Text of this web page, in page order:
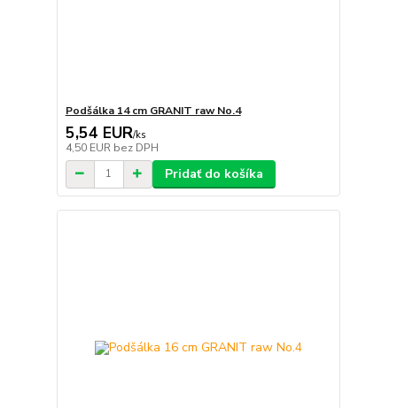
Podšálka 14 cm GRANIT raw No.4
5,54 EUR/ks
4,50 EUR bez DPH
Pridať do košíka